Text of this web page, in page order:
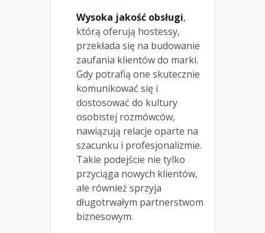
Wysoka jakość obsługi,
którą oferują hostessy,
przekłada się na budowanie
zaufania klientów do marki.
Gdy potrafią one skutecznie
komunikować się i
dostosować do kultury
osobistej rozmówców,
nawiązują relacje oparte na
szacunku i profesjonalizmie.
Takie podejście nie tylko
przyciąga nowych klientów,
ale również sprzyja
długotrwałym partnerstwom
biznesowym.